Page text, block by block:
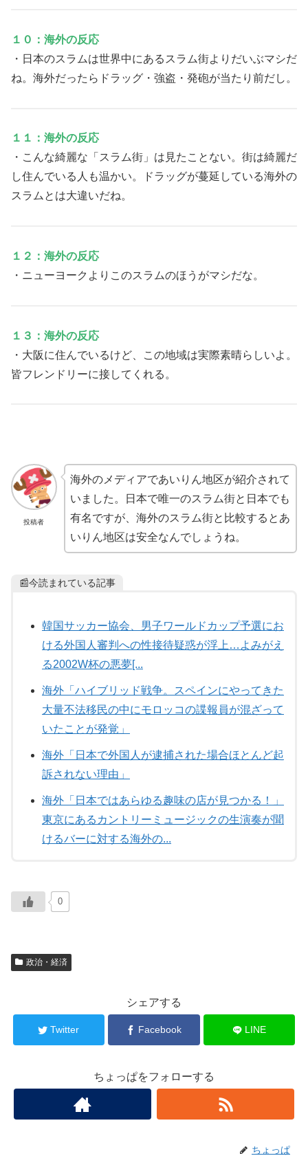
１０：海外の反応
・日本のスラムは世界中にあるスラム街よりだいぶマシだ
ね。海外だったらドラッグ・強盗・発砲が当たり前だし。
１１：海外の反応
・こんな綺麗な「スラム街」は見たことない。街は綺麗だ
し住んでいる人も温かい。ドラッグが蔓延している海外の
スラムとは大違いだね。
１２：海外の反応
・ニューヨークよりこのスラムのほうがマシだな。
１３：海外の反応
・大阪に住んでいるけど、この地域は実際素晴らしいよ。
皆フレンドリーに接してくれる。
投稿者
海外のメディアであいりん地区が紹介されて
いました。日本で唯一のスラム街と日本でも
有名ですが、海外のスラム街と比較するとあ
いりん地区は安全なんでしょうね。
📰今読まれている記事
韓国サッカー協会、男子ワールドカップ予選にお
ける外国人審判への性接待疑惑が浮上…よみがえ
る2002W杯の悪夢[...
海外「ハイブリッド戦争。スペインにやってきた
大量不法移民の中にモロッコの諜報員が混ざって
いたことが発覚」
海外「日本で外国人が逮捕された場合ほとんど起
訴されない理由」
海外「日本ではあらゆる趣味の店が見つかる！」
東京にあるカントリーミュージックの生演奏が聞
けるバーに対する海外の...
0
政治・経済
シェアする
Twitter Facebook LINE
ちょっぱをフォローする
ちょっぱ